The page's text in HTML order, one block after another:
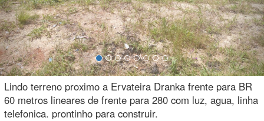
Lindo terreno proximo a Ervateira Dranka frente para BR
60 metros lineares de frente para 280 com luz, agua, linha
telefonica. prontinho para construir.